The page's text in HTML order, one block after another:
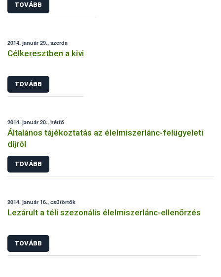
TOVÁBB
2014. január 29., szerda
Célkeresztben a kivi
TOVÁBB
2014. január 20., hétfő
Általános tájékoztatás az élelmiszerlánc-felügyeleti
díjról
TOVÁBB
2014. január 16., csütörtök
Lezárult a téli szezonális élelmiszerlánc-ellenőrzés
TOVÁBB